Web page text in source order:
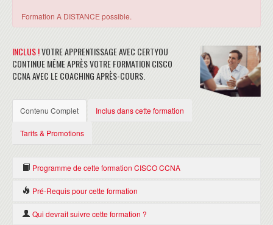
Formation A DISTANCE possible.
INCLUS !VOTRE APPRENTISSAGE AVEC CERTYOU
CONTINUE MÊME APRÈS VOTRE FORMATION CISCO
CCNA AVEC LE COACHING APRÈS-COURS.
Contenu Complet Inclus dans cette formation
Tarifs & Promotions
Programme de cette formation CISCO CCNA
CONSTRUCTION D’UN RÉSEAU SIMPLE :
Identifier les composants d'un réseau informatique et leurs
Pré-Requis pour cette formation
Il n'y a pas de pré-requis nécessaire pour suivre et réussir les
Qui devrait suivre cette formation ?